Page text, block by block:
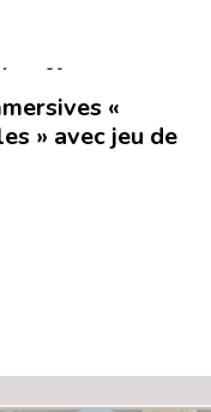
«
» avec jeu de